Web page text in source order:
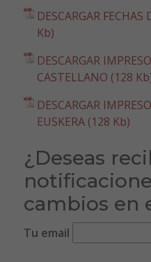
DESCARGAR
Kb)
DESCARGAR
CASTELLANO (128
DESCARGAR
EUSKERA (128 Kb)
¿Deseas
cambios en
Tu email